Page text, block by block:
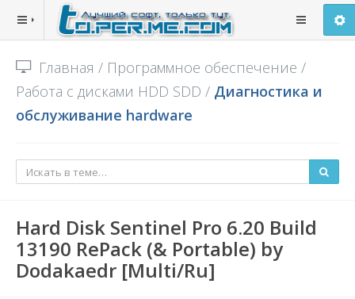
Главная / Программное обеспечение /
Работа с дисками HDD SDD / Диагностика и
обслуживание hardware
Hard Disk Sentinel Pro 6.20 Build
13190 RePack (& Portable) by
Dodakaedr [Multi/Ru]